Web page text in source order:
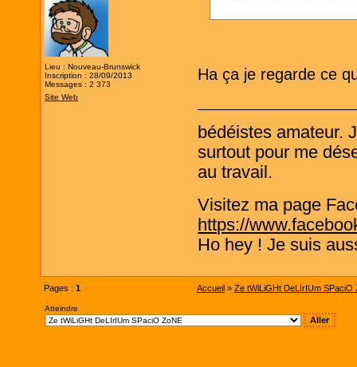
Lieu : Nouveau-Brunswick
Inscription : 28/09/2013
Messages : 2 373
Site Web
Ha ça je regarde ce
bédéistes amateur.
surtout pour me
au travail.
Visitez ma page
https://
Ho hey ! Je suis
Pages : 1 Accueil » Ze tWiLiGHt DeLIrIUm SPaciO
Atteindre